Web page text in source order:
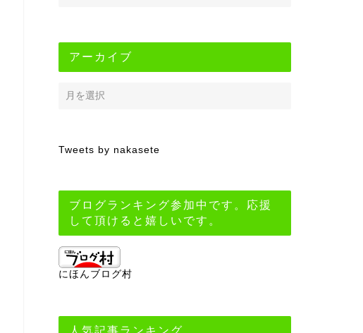
アーカイブ
Tweets by nakasete
ブログランキング参加中です。応援
して頂けると嬉しいです。
にほんブログ村
人気記事ランキング